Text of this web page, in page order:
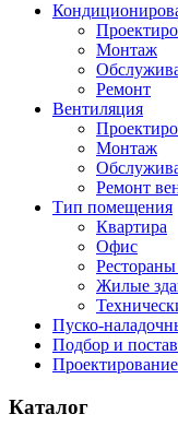
Монтаж
Ремонт
Вентиляция
Монтаж
Ремонт
Тип помещения
Квартира
Офис
Жилые
Пуско-
Подбор и
Каталог